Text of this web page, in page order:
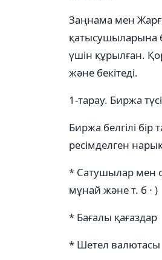
Заңнама мен
қатысушыларына
үшін құрылған.
және бекітеді.
1-тарау. Биржа
Биржа белгілі
ресімделген
* Сатушылар мен
мұнай және т. б · )
* Бағалы қағаздар
* Шетел валютасы